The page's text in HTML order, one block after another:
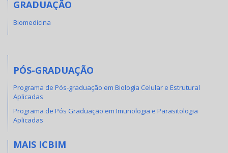
GRADUAÇÃO
Biomedicina
PÓS-GRADUAÇÃO
Programa de Pós-graduação em Biologia Celular e Estrutural
Aplicadas
Programa de Pós Graduação em Imunologia e Parasitologia
Aplicadas
MAIS ICBIM